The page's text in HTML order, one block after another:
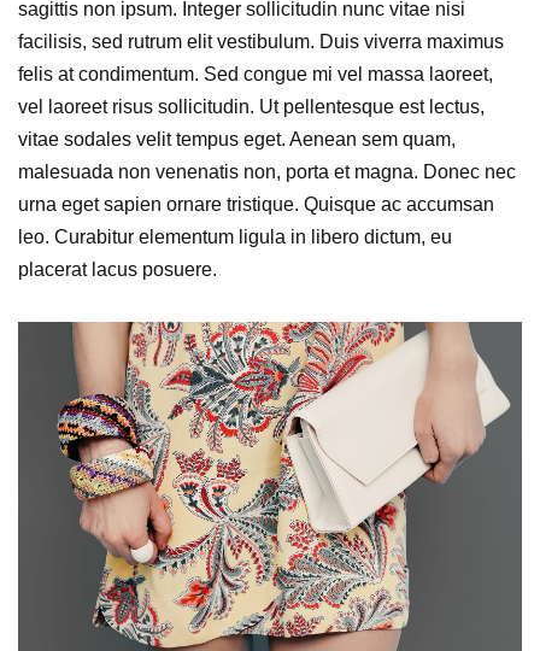
sagittis non ipsum. Integer sollicitudin nunc vitae nisi
facilisis, sed rutrum elit vestibulum. Duis viverra maximus
felis at condimentum. Sed congue mi vel massa laoreet,
vel laoreet risus sollicitudin. Ut pellentesque est lectus,
vitae sodales velit tempus eget. Aenean sem quam,
malesuada non venenatis non, porta et magna. Donec nec
urna eget sapien ornare tristique. Quisque ac accumsan
leo. Curabitur elementum ligula in libero dictum, eu
placerat lacus posuere.